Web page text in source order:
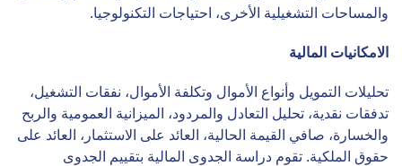
والمساحات التشغيلية الأخرى، احتياجات التكنولوجيا.
الامكانيات المالية
تحليلات التمويل وأنواع الأموال وتكلفة الأموال، نفقات التشغيل،
تدفقات نقدية، تحليل التعادل والمردود، الميزانية العمومية والربح
والخسارة، صافي القيمة الحالية، العائد على الاستثمار، العائد على
حقوق الملكية. تقوم دراسة الجدوى المالية بتقييم الجدوى